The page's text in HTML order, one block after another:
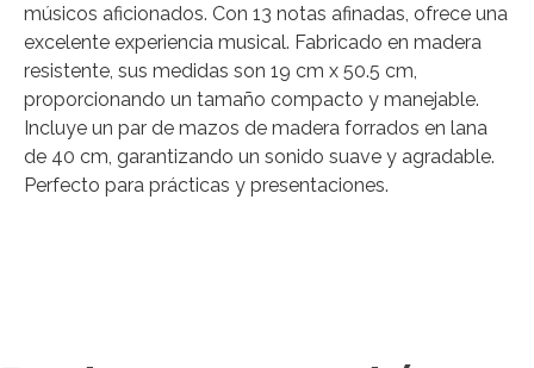
músicos aficionados. Con 13 notas afinadas, ofrece una
excelente experiencia musical. Fabricado en madera
resistente, sus medidas son 19 cm x 50.5 cm,
proporcionando un tamaño compacto y manejable.
Incluye un par de mazos de madera forrados en lana
de 40 cm, garantizando un sonido suave y agradable.
Perfecto para prácticas y presentaciones.